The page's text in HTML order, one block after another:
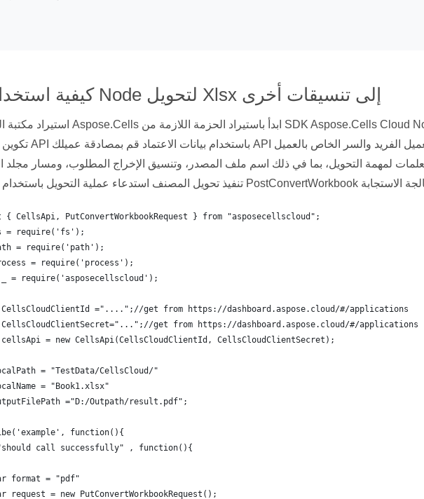
كيفية استخدام حزمة Node لتحويل Xlsx إلى تنسيقات أخرى
{ CellsApi, PutConvertWorkbookRequest } from "asposecellscloud";
= require('fs');
= require('path');
= require('process');
_ = require('asposecellscloud');
CellsCloudClientId ="....";//get from https://dashboard.aspose.cloud/#/applications
CellsCloudClientSecret="...";//get from https://dashboard.aspose.cloud/#/applications
= new CellsApi(CellsCloudClientId, CellsCloudClientSecret);
= "TestData/CellsCloud/"
= "Book1.xlsx"
="D:/Outpath/result.pdf";
function(){
call successfully" , function(){
format = "pdf"
request = new PutConvertWorkbookRequest();